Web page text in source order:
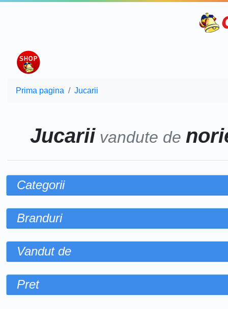
Prima pagina Jucarii
Jucariivandute de
Categorii
Branduri
Vandut de
Pret